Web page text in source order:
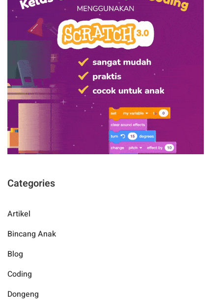
Categories
Artikel
Bincang Anak
Blog
Coding
Dongeng